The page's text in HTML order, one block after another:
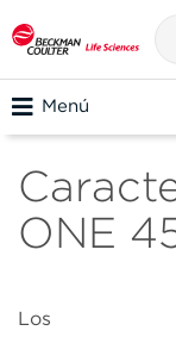
Menú
ONE
Los